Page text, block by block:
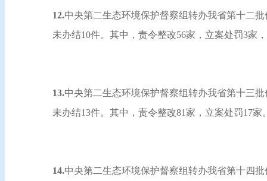
12.中央第二生态环境保护督察组转办我省第十二
未办结10件。其中，责令整改56家，立案处罚3家
13.中央第二生态环境保护督察组转办我省第十三
未办结13件。其中，责令整改81家，立案处罚17家
14.中央第二生态环境保护督察组转办我省第十四